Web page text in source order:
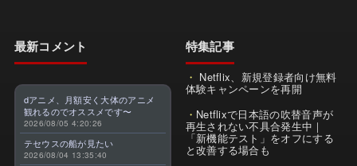
最新コメント
dアニメ、月額安く大体のアニメ
観れるのでオススメです〜
2026/08/05 4:20:26
テセウスの船が見たい
2026/08/04 13:35:40
特集記事
Netflix、新規登録者向け無料
体験キャンペーンを再開
Netflixで日本語の吹替音声が
再生されない不具合発生中｜
「新機能テスト」をオフにする
と改善する場合も